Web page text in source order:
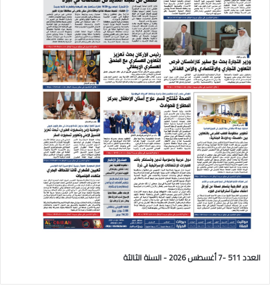
العدد 511 -7 أغسطس 2026 - السنة الثالثة